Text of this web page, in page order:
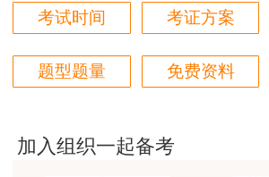
平台历史购买的课程，老师讲的多
老师讲的很细致很认真，课件准备
用户m0****88
考试时间 考证方案
题型题量 免费资料
加入组织一起备考